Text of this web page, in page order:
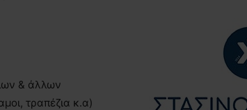
& άλλων
τραπέζια κ.α)